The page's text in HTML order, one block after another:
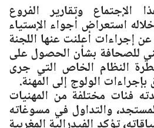
وتقارير الفروع
استعراض أجواء الإستياء
إجراءات أعلنت عنها اللجنة
للصحافة بشأن الحصول على
النظام الخاص التي جرى
بإجراءات الولوج إلى المهنة.
فئات مختلفة من المهنيات
والتداول في مسوغاته